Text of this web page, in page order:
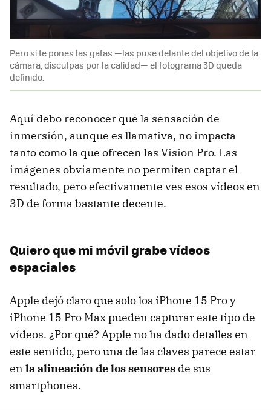
Pero si te pones las gafas —las puse delante del objetivo de la
cámara, disculpas por la calidad— el fotograma 3D queda
definido.
Aquí debo reconocer que la sensación de
inmersión, aunque es llamativa, no impacta
tanto como la que ofrecen las Vision Pro. Las
imágenes obviamente no permiten captar el
resultado, pero efectivamente ves esos vídeos en
3D de forma bastante decente.
Quiero que mi móvil grabe vídeos
espaciales
Apple dejó claro que solo los iPhone 15 Pro y
iPhone 15 Pro Max pueden capturar este tipo de
vídeos. ¿Por qué? Apple no ha dado detalles en
este sentido, pero una de las claves parece estar
en la alineación de los sensores de sus
smartphones.